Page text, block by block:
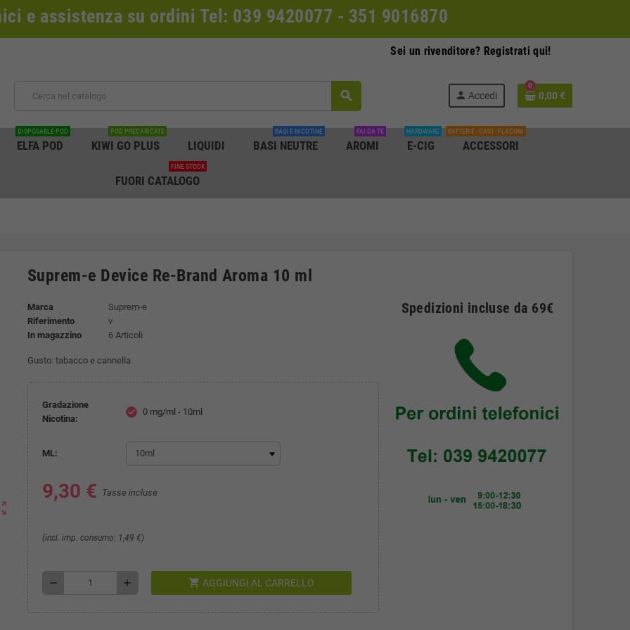
e assistenza su ordini Tel: 039 9420077 - 351 9016870
Sei un rivenditore? Registrati qui!
search person Accedi
0
0,00 €
ELFA POD
DISPOSABLE POD
KIWI GO PLUS
POD PRECARICATE
LIQUIDI BASI NEUTRE
BASI E NICOTINE
AROMI
FAI DA TE
E-CIG
HARDWARE
ACCESSORI
BATTERIE - CAVI - FLACONI
FUORI CATALOGO
FINE STOCK
Suprem-e Device Re-Brand Aroma 10 ml
Marca
Suprem-e
Riferimento
v
In magazzino
6 Articoli
Gusto: tabacco e cannella
Gradazione
Nicotina:
check 0 mg/ml - 10ml
ML:
9,30 € Tasse incluse
(incl. imp. consumo: 1,49 €)
remove add shopping_cart AGGIUNGI AL CARRELLO
Spedizioni incluse da 69€